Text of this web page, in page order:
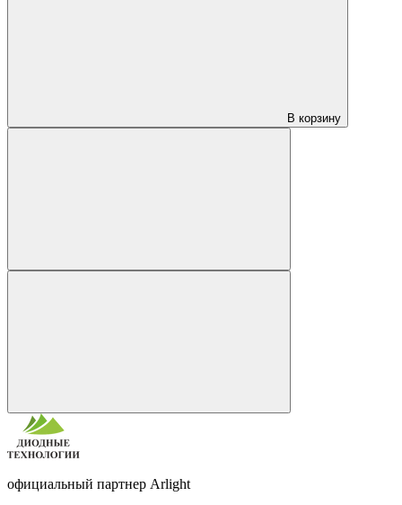
В корзину
официальный партнер Arlight